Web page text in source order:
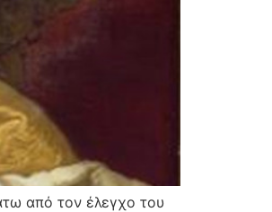
από τον έλεγχο του